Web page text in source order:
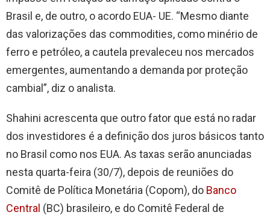
Brasil e, de outro, o acordo EUA- UE. “Mesmo diante
das valorizações das commodities, como minério de
ferro e petróleo, a cautela prevaleceu nos mercados
emergentes, aumentando a demanda por proteção
cambial”, diz o analista.
Shahini acrescenta que outro fator que está no radar
dos investidores é a definição dos juros básicos tanto
no Brasil como nos EUA. As taxas serão anunciadas
nesta quarta-feira (30/7), depois de reuniões do
Comitê de Política Monetária (Copom), do Banco
Central (BC) brasileiro, e do Comitê Federal de